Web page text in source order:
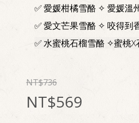
✅ 愛媛柑橘雪酪 ✧ 愛媛溫
✅ 愛文芒果雪酪 ✧ 咬得到
✅ 水蜜桃石榴雪酪 ✧蜜桃
736
569